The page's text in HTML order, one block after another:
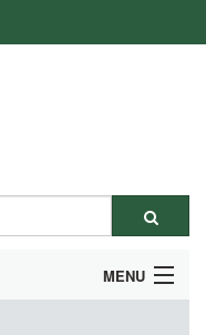
MENU